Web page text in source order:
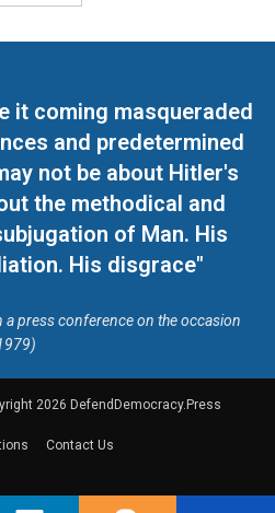
it coming masqueraded
and predetermined
not be about Hitler's
the methodical and
of Man. His
His disgrace"
a press conference on the occasion
2026 DefendDemocracy.Press
Contact Us